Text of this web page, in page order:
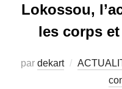
Lokossou,
les corps
par dekart